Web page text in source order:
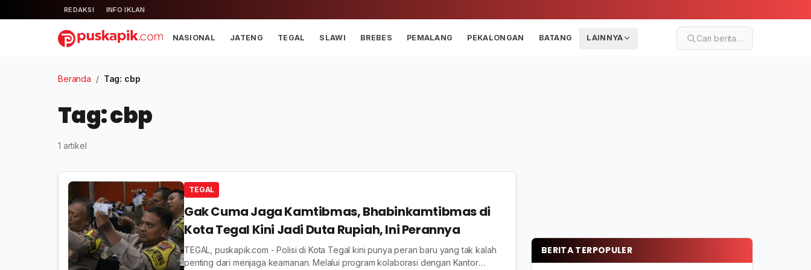
REDAKSI INFO IKLAN
NASIONAL JATENG TEGAL SLAWI BREBES PEMALANG PEKALONGAN BATANG LAINNYA Cari berita…
Beranda / Tag: cbp
Tag: cbp
1 artikel
TEGAL
Gak Cuma Jaga Kamtibmas, Bhabinkamtibmas di
Kota Tegal Kini Jadi Duta Rupiah, Ini Perannya
TEGAL, puskapik.com - Polisi di Kota Tegal kini punya peran baru yang tak kalah
penting dari menjaga keamanan. Melalui program kolaborasi dengan Kantor
BERITA TERPOPULER